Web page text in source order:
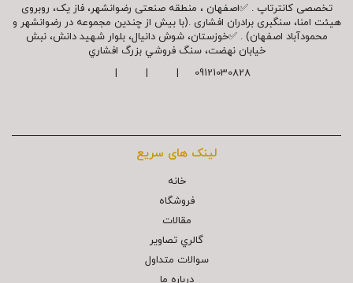
تخصصی کانترتاپ . ✅اصفهان ، منطقه صنعتی رضوانشهر، فاز یک، روبروی
هیئت امنا، سنگبری برادران افشاری .(با بیش از چندین مجموعه در رضوانشهر و
محمودآباد اصفهان) . ✅خوزستان، شوش دانیال، بلوار شهيد دانش، نبش
خیابان نهضت، سنگ فروشي بزرگ افشاري
09121030828 | | |
لینک های سریع
خانه
فروشگاه
مقالات
گالري تصاوير
سوالات متداول
درباره ما